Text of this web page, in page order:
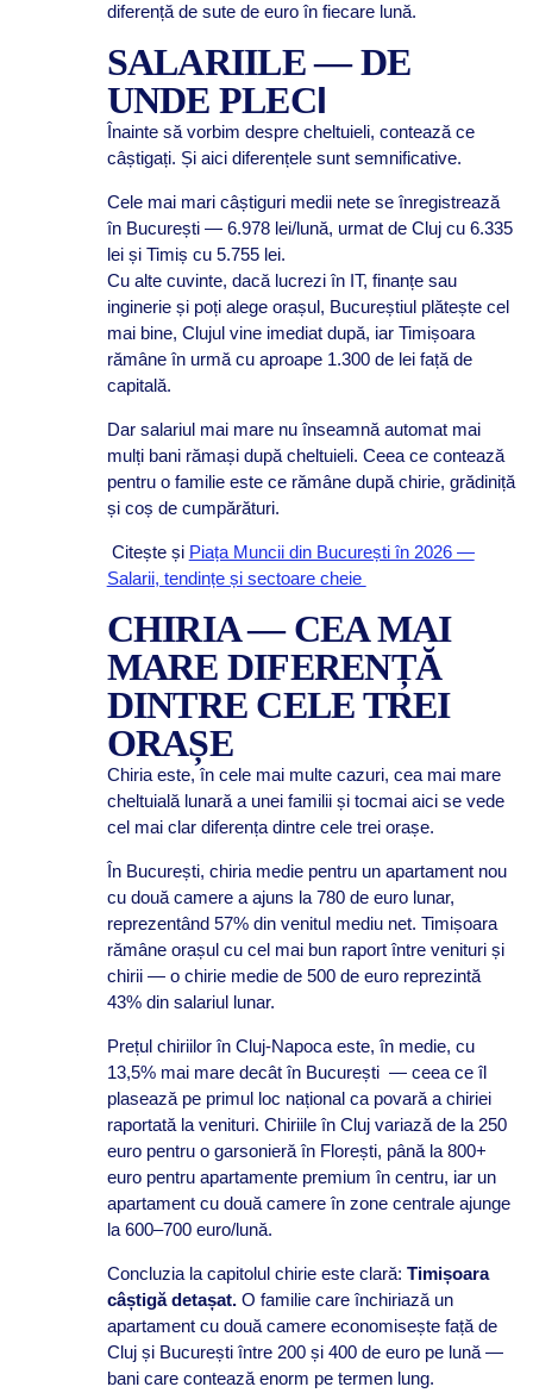
diferență de sute de euro în fiecare lună.
SALARIILE — DE
UNDE PLECI
Înainte să vorbim despre cheltuieli, contează ce
câștigați. Și aici diferențele sunt semnificative.
Cele mai mari câștiguri medii nete se înregistrează
în București — 6.978 lei/lună, urmat de Cluj cu 6.335
lei și Timiș cu 5.755 lei.
Cu alte cuvinte, dacă lucrezi în IT, finanțe sau
inginerie și poți alege orașul, Bucureștiul plătește cel
mai bine, Clujul vine imediat după, iar Timișoara
rămâne în urmă cu aproape 1.300 de lei față de
capitală.
Dar salariul mai mare nu înseamnă automat mai
mulți bani rămași după cheltuieli. Ceea ce contează
pentru o familie este ce rămâne după chirie, grădiniță
și coș de cumpărături.
Citește și Piața Muncii din București în 2026 —
Salarii, tendințe și sectoare cheie
CHIRIA — CEA MAI
MARE DIFERENȚĂ
DINTRE CELE TREI
ORAȘE
Chiria este, în cele mai multe cazuri, cea mai mare
cheltuială lunară a unei familii și tocmai aici se vede
cel mai clar diferența dintre cele trei orașe.
În București, chiria medie pentru un apartament nou
cu două camere a ajuns la 780 de euro lunar,
reprezentând 57% din venitul mediu net. Timișoara
rămâne orașul cu cel mai bun raport între venituri și
chirii — o chirie medie de 500 de euro reprezintă
43% din salariul lunar.
Prețul chiriilor în Cluj-Napoca este, în medie, cu
13,5% mai mare decât în București — ceea ce îl
plasează pe primul loc național ca povară a chiriei
raportată la venituri. Chiriile în Cluj variază de la 250
euro pentru o garsonieră în Florești, până la 800+
euro pentru apartamente premium în centru, iar un
apartament cu două camere în zone centrale ajunge
la 600–700 euro/lună.
Concluzia la capitolul chirie este clară: Timișoara
câștigă detașat.O familie care închiriază un
apartament cu două camere economisește față de
Cluj și București între 200 și 400 de euro pe lună —
bani care contează enorm pe termen lung.